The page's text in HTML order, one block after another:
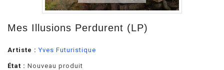
Mes Illusions Perdurent (LP)
Artiste : Yves Futuristique
État : Nouveau produit